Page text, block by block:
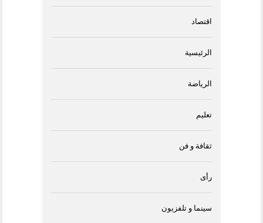
اقتصاد
الرئيسية
الرياضة
تعليم
ثقافة و فن
رأى
سينما و تلفزيون